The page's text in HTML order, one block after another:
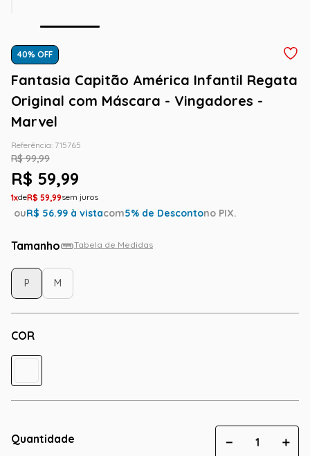
40% OFF
Fantasia Capitão América Infantil Regata
Original com Máscara - Vingadores -
Marvel
Referência: 715765
R$ 99,99
R$ 59,99
1 R$ 59,99
ouR$ 56.99 à vistacom5% de Descontono PIX.
Tamanho Tabela de Medidas
COR
P M
Quantidade ＋
－